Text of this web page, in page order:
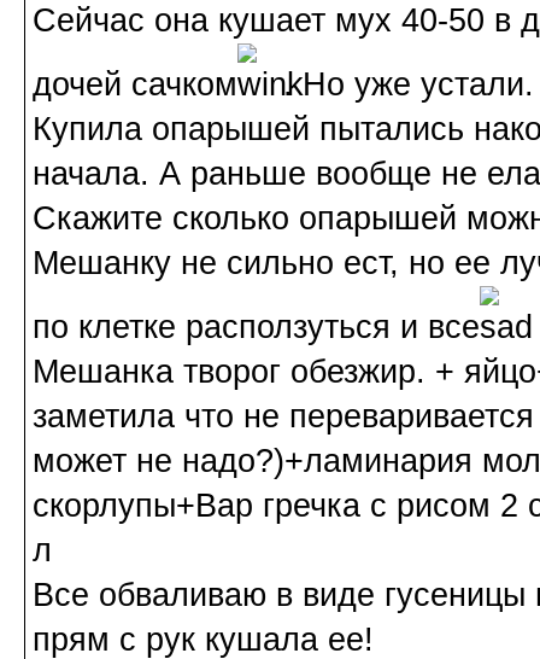
Сейчас она кушает мух 40-50 в
дочей сачком
. Но уже устали.
Купила опарышей пытались
начала. А раньше вообще не
Скажите сколько опарышей
Мешанку не сильно ест, но ее
по клетке расползуться и все
Мешанка творог обезжир. +
заметила что не
может не надо?)+ламинария
скорлупы+Вар гречка с рисом 2
л
Все обваливаю в виде
прям с рук кушала ее!